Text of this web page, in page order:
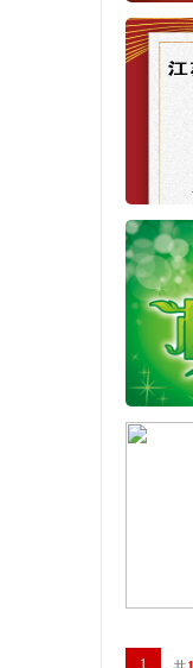
1